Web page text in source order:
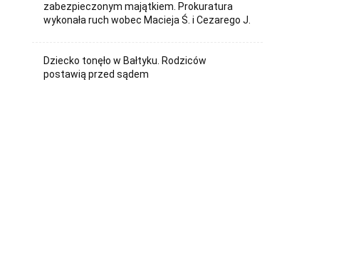
zabezpieczonym majątkiem. Prokuratura
wykonała ruch wobec Macieja Ś. i Cezarego J.
Dziecko tonęło w Bałtyku. Rodziców
postawią przed sądem